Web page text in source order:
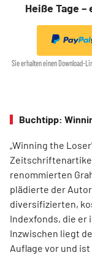
Heiße Tage
Sie erhalten einen Download-
Buchtipp:
„Winning the
renommierten
plädierte der
diversifizierten,
Indexfonds, die er
Inzwischen liegt
Auflage vor und